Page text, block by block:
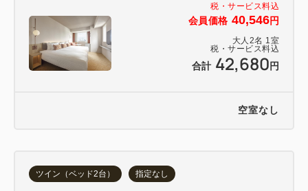
税・サービス料込
会員価格 40,546円
大人 2名 1 室
税・サービス料込
合計 42,680円
空室なし
ツイン（ベッド2台） 指定なし